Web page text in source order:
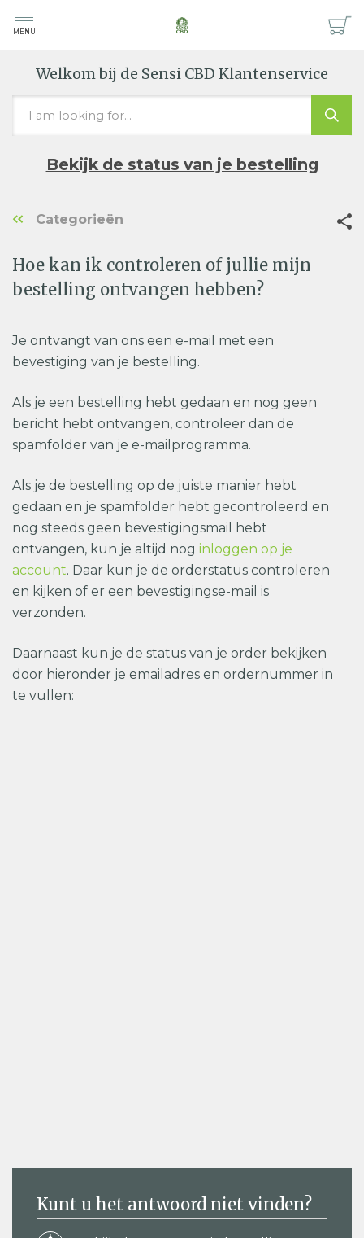
MENU
Welkom bij de Sensi CBD Klantenservice
Bekijk de status van je bestelling
Categorieën
Hoe kan ik controleren of jullie mijn
bestelling ontvangen hebben?
Je ontvangt van ons een e-mail met een
bevestiging van je bestelling.
Als je een bestelling hebt gedaan en nog geen
bericht hebt ontvangen, controleer dan de
spamfolder van je e-mailprogramma.
Als je de bestelling op de juiste manier hebt
gedaan en je spamfolder hebt gecontroleerd en
nog steeds geen bevestigingsmail hebt
ontvangen, kun je altijd nog inloggen op je
account. Daar kun je de orderstatus controleren
en kijken of er een bevestigingse-mail is
verzonden.
Daarnaast kun je de status van je order bekijken
door hieronder je emailadres en ordernummer in
te vullen:
Kunt u het antwoord niet vinden?